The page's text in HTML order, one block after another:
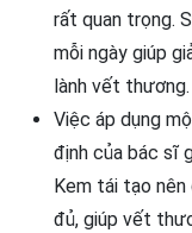
rất quan trọng.
mỗi ngày giúp
lành vết thương.
Việc áp dụng
định của bác sĩ
Kem tái tạo
đủ, giúp vết